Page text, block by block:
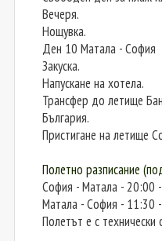
Вечеря.
Нощувка.
Ден 10 Матала - София
Закуска.
Напускане на хотела.
Трансфер до летище
България.
Пристигане на летище
Полетно разписание
София - Матала - 20:00
Матала - София - 11:30
Полетът е с